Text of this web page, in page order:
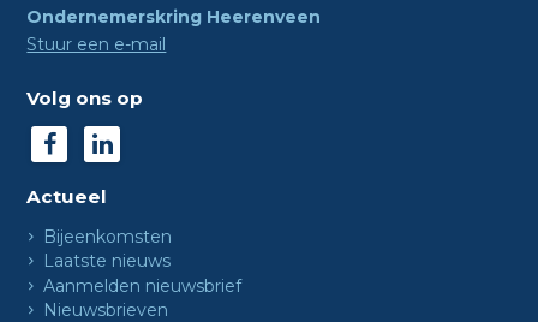
Ondernemerskring Heerenveen
Stuur een e-mail
Volg ons op
Actueel
Bijeenkomsten
Laatste nieuws
Aanmelden nieuwsbrief
Nieuwsbrieven